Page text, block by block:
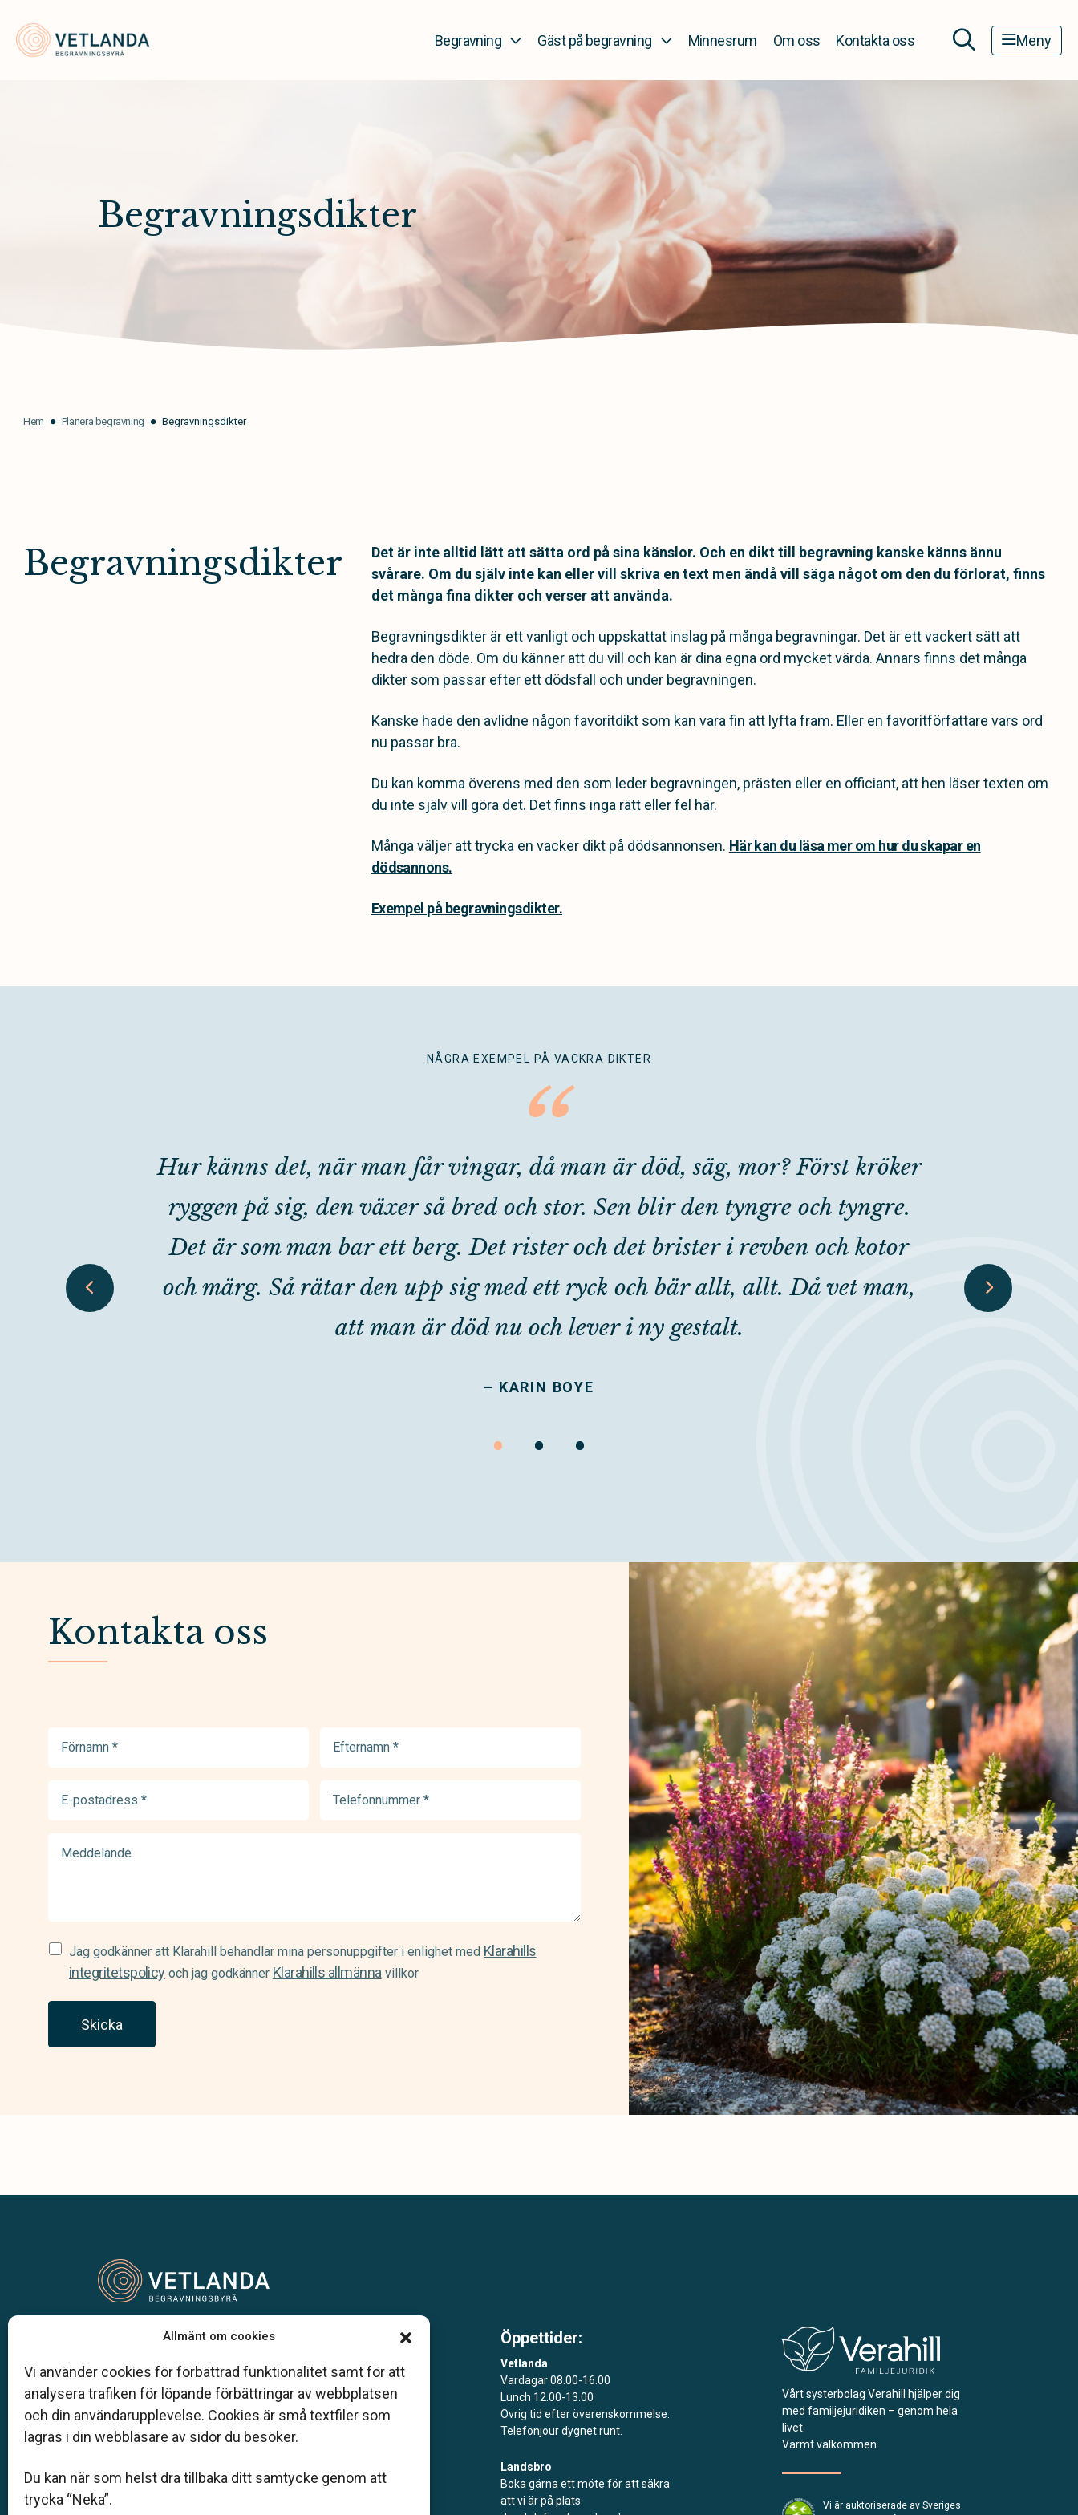
Allmänt om cookies
Vi använder cookies för förbättrad funktionalitet samt för att
analysera trafiken för löpande förbättringar av webbplatsen
och din användarupplevelse. Cookies är små textfiler som
lagras i din webbläsare av sidor du besöker.
Du kan när som helst dra tillbaka ditt samtycke genom att
trycka “Neka”.
Begravning Gäst på begravning Minnesrum Om oss Kontakta oss Meny
Begravningsdikter
Hem Planera begravning Begravningsdikter
Begravningsdikter
Det är inte alltid lätt att sätta ord på sina känslor. Och en dikt till begravning kanske känns ännu
svårare. Om du själv inte kan eller vill skriva en text men ändå vill säga något om den du förlorat, finns
det många fina dikter och verser att använda.
Begravningsdikter är ett vanligt och uppskattat inslag på många begravningar. Det är ett vackert sätt att
hedra den döde. Om du känner att du vill och kan är dina egna ord mycket värda. Annars finns det många
dikter som passar efter ett dödsfall och under begravningen.
Kanske hade den avlidne någon favoritdikt som kan vara fin att lyfta fram. Eller en favoritförfattare vars ord
nu passar bra.
Du kan komma överens med den som leder begravningen, prästen eller en officiant, att hen läser texten om
du inte själv vill göra det. Det finns inga rätt eller fel här.
Många väljer att trycka en vacker dikt på dödsannonsen. Här kan du läsa mer om hur du skapar en
dödsannons.
Exempel på begravningsdikter.
NÅGRA EXEMPEL PÅ VACKRA DIKTER
“
Hur känns det, när man får vingar, då man är död, säg, mor? Först kröker
ryggen på sig, den växer så bred och stor. Sen blir den tyngre och tyngre.
Det är som man bar ett berg. Det rister och det brister i revben och kotor
och märg. Så rätar den upp sig med ett ryck och bär allt, allt. Då vet man,
att man är död nu och lever i ny gestalt.
– KARIN BOYE
• • •
Kontakta oss
postadress
Samtycke
(Required)
Jag godkänner att Klarahill behandlar mina personuppgifter i enlighet med Klarahills
integritetspolicyoch jag godkänner Klarahills allmännavillkor
Skicka
Vår begravningsbyrå är en del av Klarahill.
auktoriserade inom Sveriges begravningsbyråers
förbund (SBF). Det personliga är centralt för oss, både
när det gäller bemötande och när vi utformar
skräddarsydda personliga begravningar.
louise@vetlanda-begravningsbyra.se
Öppettider:
Vetlanda
Vardagar 08.00-16.00
Lunch 12.00-13.00
Övrig tid efter överenskommelse.
Telefonjour dygnet runt.
Landsbro
Boka gärna ett möte för att säkra
att vi är på plats.
Vårt systerbolag Verahill hjälper dig
med familjejuridiken – genom hela
livet.
Varmt välkommen.
Vi är auktoriserade av Sveriges